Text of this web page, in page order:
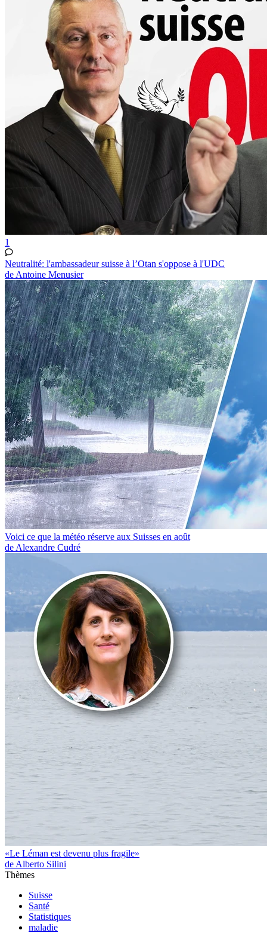
1
Neutralité: l'ambassadeur suisse à l’Otan s'oppose à l'UDC
de Antoine Menusier
Voici ce que la météo réserve aux Suisses en août
de Alexandre Cudré
«Le Léman est devenu plus fragile»
de Alberto Silini
Thèmes
Suisse
Santé
Statistiques
maladie